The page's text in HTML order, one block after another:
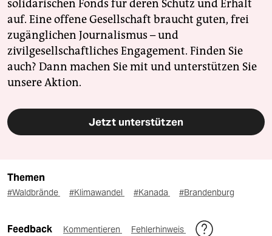
solidarischen Fonds für deren Schutz und Erhalt
auf. Eine offene Gesellschaft braucht guten, frei
zugänglichen Journalismus – und
zivilgesellschaftliches Engagement. Finden Sie
auch? Dann machen Sie mit und unterstützen Sie
unsere Aktion.
Jetzt unterstützen
Themen
#Waldbrände #Klimawandel #Kanada #Brandenburg
Feedback Kommentieren Fehlerhinweis